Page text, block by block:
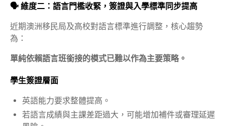
🗣️ 維度二：語言門檻收緊，簽證與入學標準同步提高
近期澳洲移民局及高校對語言標準進行調整，核心趨勢
為：
單純依賴語言班銜接的模式已難以作為主要策略。
學生簽證層面
英語能力要求整體提高。
若語言成績與主課差距過大，可能增加補件或審理延遲